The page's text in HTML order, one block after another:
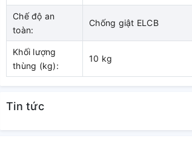
Chế độ an
toàn:
Chống giật ELCB
Khối lượng
thùng (kg):
10 kg
Tin tức